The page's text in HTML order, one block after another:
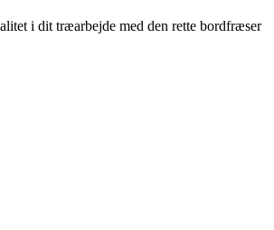
i dit træarbejde med den rette bordfræser